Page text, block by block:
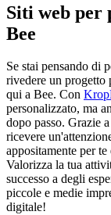
Siti web per
Bee
Se stai pensando di
rivedere un progetto
qui a Bee. Con
personalizzato, ma
dopo passo. Grazie
ricevere
appositamente per
Valorizza la tua
successo a degli
piccole e medie
digitale!